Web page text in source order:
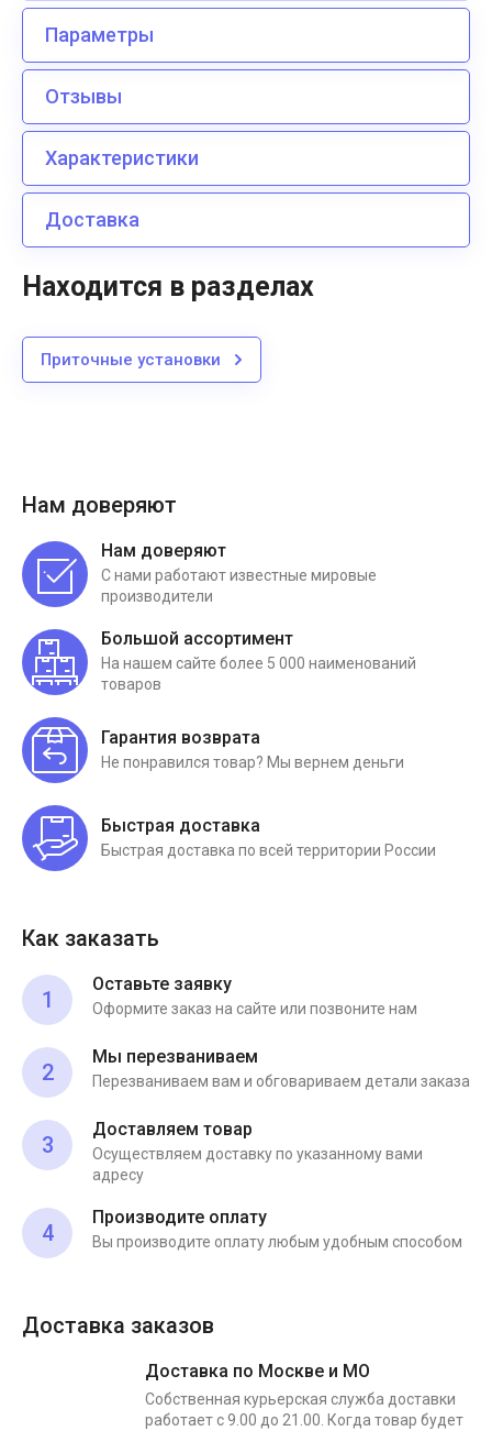
Параметры
Отзывы
Характеристики
Доставка
Находится в разделах
Приточные установки
Нам доверяют
Нам доверяют
С нами работают известные мировые
производители
Большой ассортимент
На нашем сайте более 5 000 наименований
товаров
Гарантия возврата
Не понравился товар? Мы вернем деньги
Быстрая доставка
Быстрая доставка по всей территории России
Как заказать
1
Оставьте заявку
Оформите заказ на сайте или позвоните нам
2
Мы перезваниваем
Перезваниваем вам и обговариваем детали заказа
3
Доставляем товар
Осуществляем доставку по указанному вами
адресу
4
Производите оплату
Вы производите оплату любым удобным способом
Доставка заказов
Доставка по Москве и МО
Собственная курьерская служба доставки
работает с 9.00 до 21.00. Когда товар будет